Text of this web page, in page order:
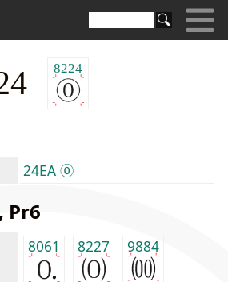
8224
24EA ⓪
Pr6
8061 8227 9884